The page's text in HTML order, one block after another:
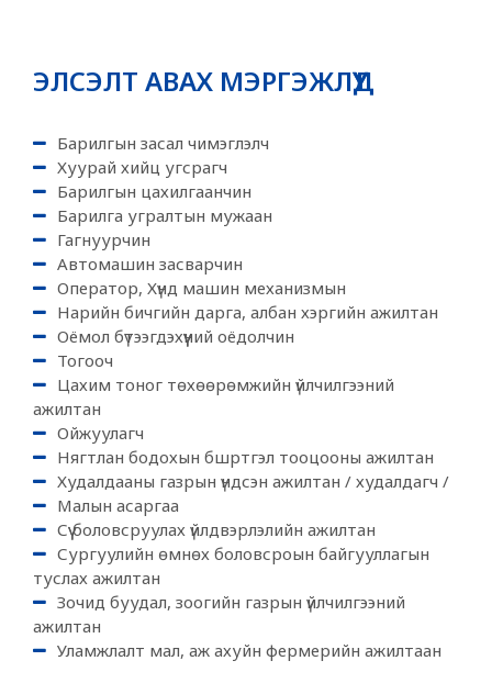
ЭЛСЭЛТ АВАХ МЭРГЭЖЛҮҮД
Барилгын засал чимэглэлч
Хуурай хийц угсрагч
Барилгын цахилгаанчин
Барилга угралтын мужаан
Гагнуурчин
Автомашин засварчин
Оператор, Хүнд машин механизмын
Нарийн бичгийн дарга, албан хэргийн ажилтан
Оёмол бүтээгдэхүүний оёдолчин
Тогооч
Цахим тоног төхөөрөмжийн үйлчилгээний
ажилтан
Ойжуулагч
Нягтлан бодохын бшртгэл тооцооны ажилтан
Худалдааны газрын үндсэн ажилтан / худалдагч /
Малын асаргаа
Сүү боловсруулах үйлдвэрлэлийн ажилтан
Сургуулийн өмнөх боловсроын байгууллагын
туслах ажилтан
Зочид буудал, зоогийн газрын үйлчилгээний
ажилтан
Уламжлалт мал, аж ахуйн фермерийн ажилтаан